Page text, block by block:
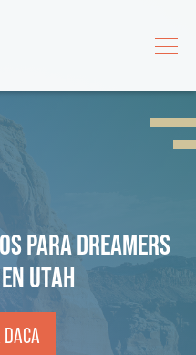
PARA DREAMERS
UTAH